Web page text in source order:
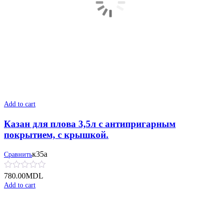
Add to cart
Казан для плова 3,5л c антипригарным
покрытием, с крышкой.
Сравнитьк35а
780.00MDL
Add to cart